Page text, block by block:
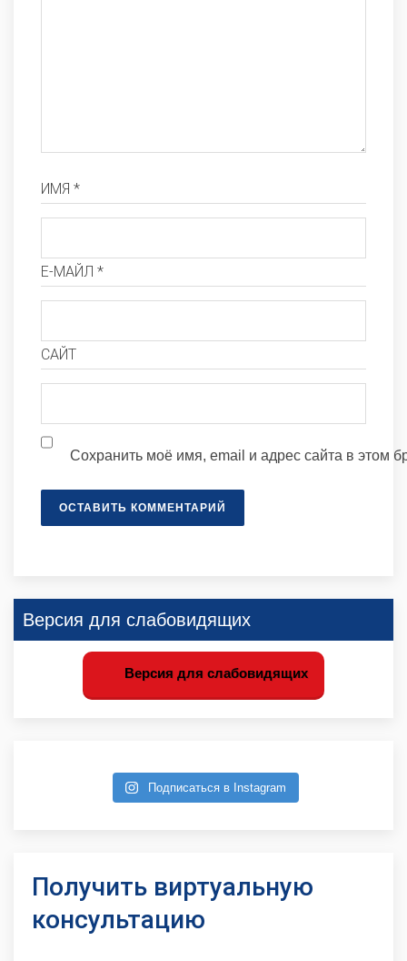
ИМЯ *
Е-МАЙЛ *
САЙТ
Сохранить моё имя, email и адрес сайта в этом
ОСТАВИТЬ КОММЕНТАРИЙ
Версия для слабовидящих
Версия для слабовидящих
Подписаться в Instagram
Получить виртуальную
консультацию